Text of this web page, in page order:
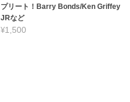
プリート！Barry Bonds/Ken Griffey
JRなど
¥1,500